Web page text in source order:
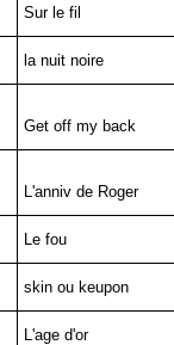
Sur le fil
la nuit noire
Get off my back
L'anniv de Roger
Le fou
skin ou keupon
L'age d'or